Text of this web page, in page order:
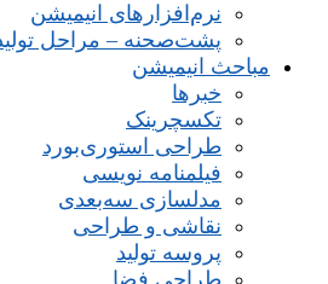
نرم‌افزارهای انیمیشن
پشت‌صحنه – مراحل تولید
مباحث انیمیشن
خبرها
تکسچرینک
طراحی استوری‌بورد
فیلمنامه نویسی
مدلسازی سه‌بعدی
نقاشی و طراحی
پروسه تولید
طراحی فضا